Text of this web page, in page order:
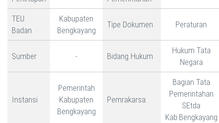
TEU
Badan
Kabupaten
Bengkayang
Tipe Dokumen Peraturan
Sumber - Bidang Hukum
Hukum Tata
Negara
Instansi
Pemerintah
Kabupaten
Bengkayang
Pemrakarsa
Bagian Tata
Pemerintahan
SEtda
Kab.Bengkayang